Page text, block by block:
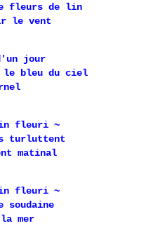
fleurs de lin
le vent
jour
bleu du ciel
lin fleuri ~
turluttent
matinal
lin fleuri ~
soudaine
mer